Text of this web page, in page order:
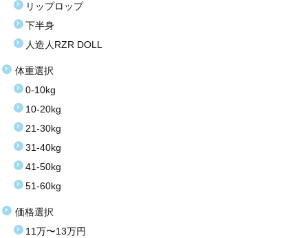
リップロップ
下半身
人造人RZR DOLL
体重選択
0-10kg
10-20kg
21-30kg
31-40kg
41-50kg
51-60kg
価格選択
11万〜13万円